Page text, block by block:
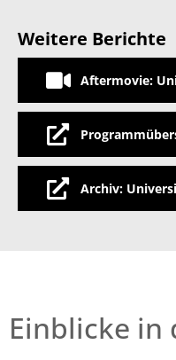
Weitere Berichte
Aftermovie:
Archiv:
Einblicke in